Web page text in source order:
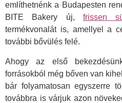
említhetnénk a Budapesten
BITE Bakery új, frissen
termékvonalát is, amellyel a
további bővülés felé.
Ahogy az első
forrásokból még bőven van
bár folyamatosan egyszerre
továbbra is várjuk azon